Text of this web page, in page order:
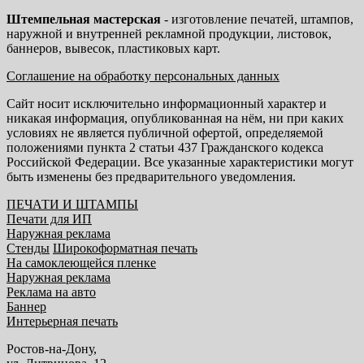
Штемпельная мастерская - изготовление печатей, штампов,
наружной и внутренней рекламной продукции, листовок,
баннеров, вывесок, пластиковых карт.
Соглашение на обработку персональных данных
Сайт носит исключительно информационный характер и
никакая информация, опубликованная на нём, ни при каких
условиях не является публичной офертой, определяемой
положениями пункта 2 статьи 437 Гражданского кодекса
Российской Федерации. Все указанные характеристики могут
быть изменены без предварительного уведомления.
ПЕЧАТИ И ШТАМПЫ
Печати для ИП
Наружная реклама
Стенды Широкоформатная печать
На самоклеющейся пленке
Наружная реклама
Реклама на авто
Баннер
Интерьерная печать
Ростов-на-Дону,